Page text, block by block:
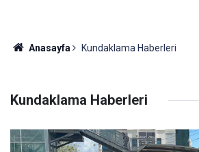
Anasayfa Kundaklama Haberleri
Kundaklama Haberleri